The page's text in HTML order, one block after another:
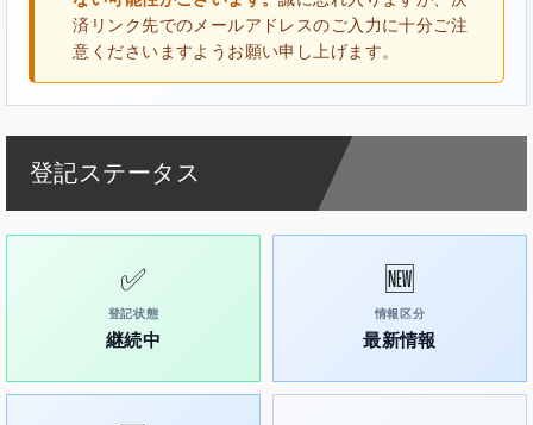
済リンク先でのメールアドレスのご入力に十分ご注
意くださいますようお願い申し上げます。
登記ステータス
✅
登記状態
継続中
🆕
情報区分
最新情報